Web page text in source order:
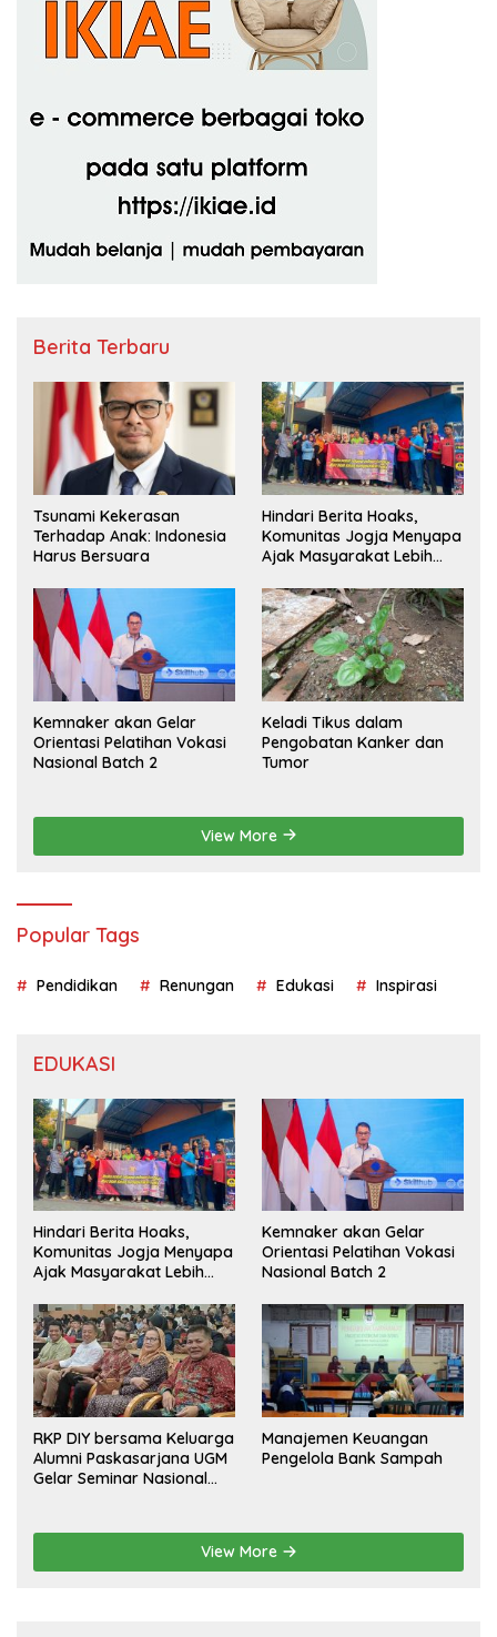
Berita Terbaru
Tsunami Kekerasan
Terhadap Anak: Indonesia
Harus Bersuara
Hindari Berita Hoaks,
Komunitas Jogja Menyapa
Ajak Masyarakat Lebih
Kemnaker akan Gelar
Orientasi Pelatihan Vokasi
Nasional Batch 2
Keladi Tikus dalam
Pengobatan Kanker dan
Tumor
View More
Popular Tags
Pendidikan Renungan Edukasi Inspirasi
EDUKASI
Hindari Berita Hoaks,
Komunitas Jogja Menyapa
Ajak Masyarakat Lebih
Kemnaker akan Gelar
Orientasi Pelatihan Vokasi
Nasional Batch 2
RKP DIY bersama Keluarga
Alumni Paskasarjana UGM
Gelar Seminar Nasional
Manajemen Keuangan
Pengelola Bank Sampah
View More